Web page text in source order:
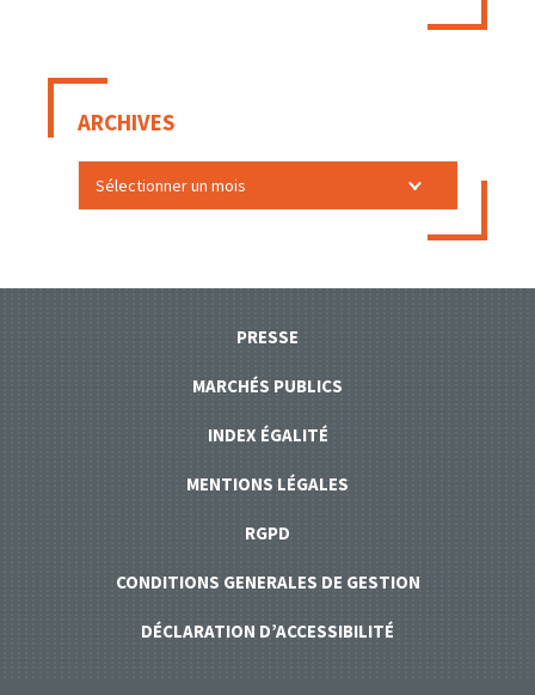
ARCHIVES
PRESSE
MARCHÉS PUBLICS
INDEX ÉGALITÉ
MENTIONS LÉGALES
RGPD
CONDITIONS GENERALES DE GESTION
DÉCLARATION D’ACCESSIBILITÉ